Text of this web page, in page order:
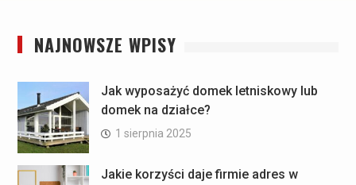
NAJNOWSZE WPISY
Jak wyposażyć domek letniskowy lub
domek na działce?
1 sierpnia 2025
Jakie korzyści daje firmie adres w